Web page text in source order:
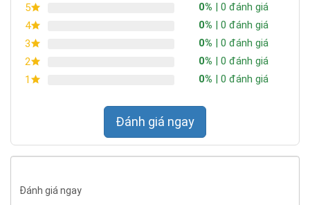
5 0% | 0 đánh giá
4
0% | 0 đánh giá
3
0% | 0 đánh giá
2
0% | 0 đánh giá
1
0% | 0 đánh giá
Đánh giá ngay
Đánh giá ngay